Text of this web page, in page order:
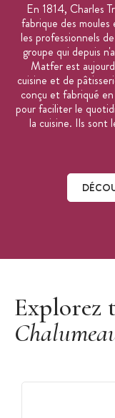
En 1814, Charles
fabrique des
les professionnels
groupe qui depuis
Matfer est
cuisine et de
conçu et fabriqué
pour faciliter le
la cuisine. Ils
Explorez